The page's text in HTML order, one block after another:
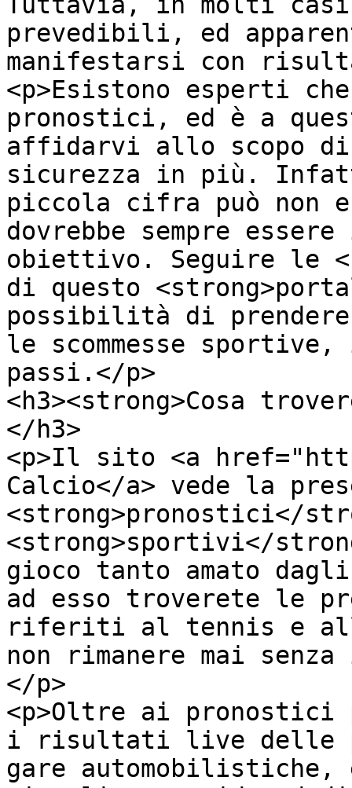
prevedibili, ed
manifestarsi con
<p>Esistono esperti
pronostici, ed è a
affidarvi allo scopo di
sicurezza in più.
piccola cifra può non
dovrebbe sempre
obiettivo. Seguire le
di questo
possibilità di prendere
le scommesse
passi.</p>
<h3><strong>Cosa
</h3>
<p>Il sito <a
Calcio</a> vede la
<strong>pronostici</
<strong>sportivi</
gioco tanto amato
ad esso troverete le
riferiti al tennis e alla
non rimanere mai
</p>
<p>Oltre ai pronostici
i risultati live delle
gare